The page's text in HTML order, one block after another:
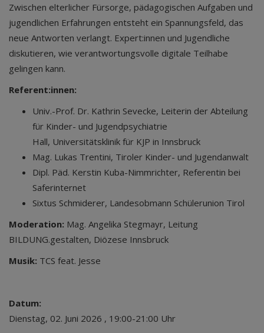
Zwischen elterlicher Fürsorge, pädagogischen Aufgaben und
jugendlichen Erfahrungen entsteht ein Spannungsfeld, das
neue Antworten verlangt. Expert:innen und Jugendliche
diskutieren, wie verantwortungsvolle digitale Teilhabe
gelingen kann.
Referent:innen:
Univ.-Prof. Dr. Kathrin Sevecke, Leiterin der Abteilung
für Kinder- und Jugendpsychiatrie
Hall, Universitätsklinik für KJP in Innsbruck
Mag. Lukas Trentini, Tiroler Kinder- und Jugendanwalt
Dipl. Päd. Kerstin Kuba-Nimmrichter, Referentin bei
Saferinternet
Sixtus Schmiderer, Landesobmann Schülerunion Tirol
Moderation: Mag. Angelika Stegmayr, Leitung
BILDUNG.gestalten, Diözese Innsbruck
Musik: TCS feat. Jesse
Datum:
Dienstag, 02. Juni 2026 , 19:00-21:00 Uhr